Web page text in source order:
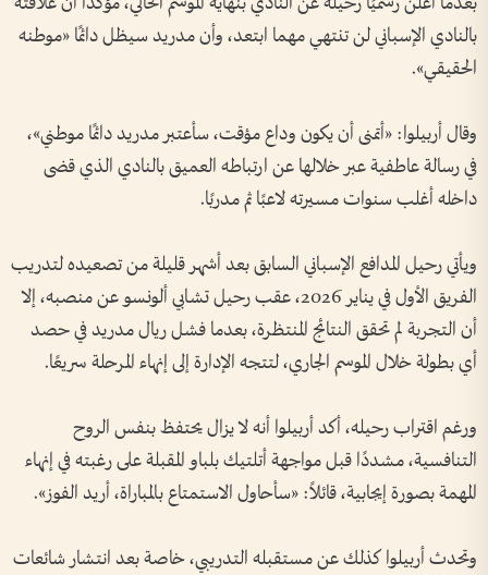
بالنادي الإسباني لن تنتهي مهما ابتعد، وأن مدريد سيظل دائمًا «موطنه
الحقيقي».
وقال أربيلوا: «أتمنى أن يكون وداع مؤقت، سأعتبر مدريد دائمًا موطني»،
في رسالة عاطفية عبر خلالها عن ارتباطه العميق بالنادي الذي قضى
داخله أغلب سنوات مسيرته لاعبًا ثم مدربًا.
ويأتي رحيل المدافع الإسباني السابق بعد أشهر قليلة من تصعيده لتدريب
الفريق الأول في يناير 2026، عقب رحيل تشابي ألونسو عن منصبه، إلا
أن التجربة لم تحقق النتائج المنتظرة، بعدما فشل ريال مدريد في حصد
أي بطولة خلال الموسم الجاري، لتتجه الإدارة إلى إنهاء المرحلة سريعًا.
ورغم اقتراب رحيله، أكد أربيلوا أنه لا يزال يحتفظ بنفس الروح
التنافسية، مشددًا قبل مواجهة أتلتيك بلباو المقبلة على رغبته في إنهاء
المهمة بصورة إيجابية، قائلاً: «سأحاول الاستمتاع بالمباراة، أريد الفوز».
وتحدث أربيلوا كذلك عن مستقبله التدريبي، خاصة بعد انتشار شائعات